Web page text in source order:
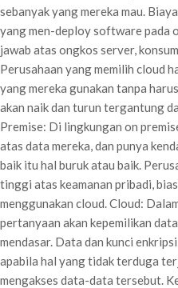
sebanyak yang mereka mau.
yang men-deploy software pada
jawab atas ongkos server,
Perusahaan yang memilih cloud
yang mereka gunakan tanpa
akan naik dan turun tergantung
Premise: Di lingkungan on
atas data mereka, dan punya
baik itu hal buruk atau baik.
tinggi atas keamanan pribadi,
menggunakan cloud. Cloud:
pertanyaan akan kepemilikan
mendasar. Data dan kunci
apabila hal yang tidak terduga
mengakses data-data tersebut.